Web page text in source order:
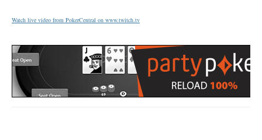
Watch live video from PokerCentral on www.twitch.tv